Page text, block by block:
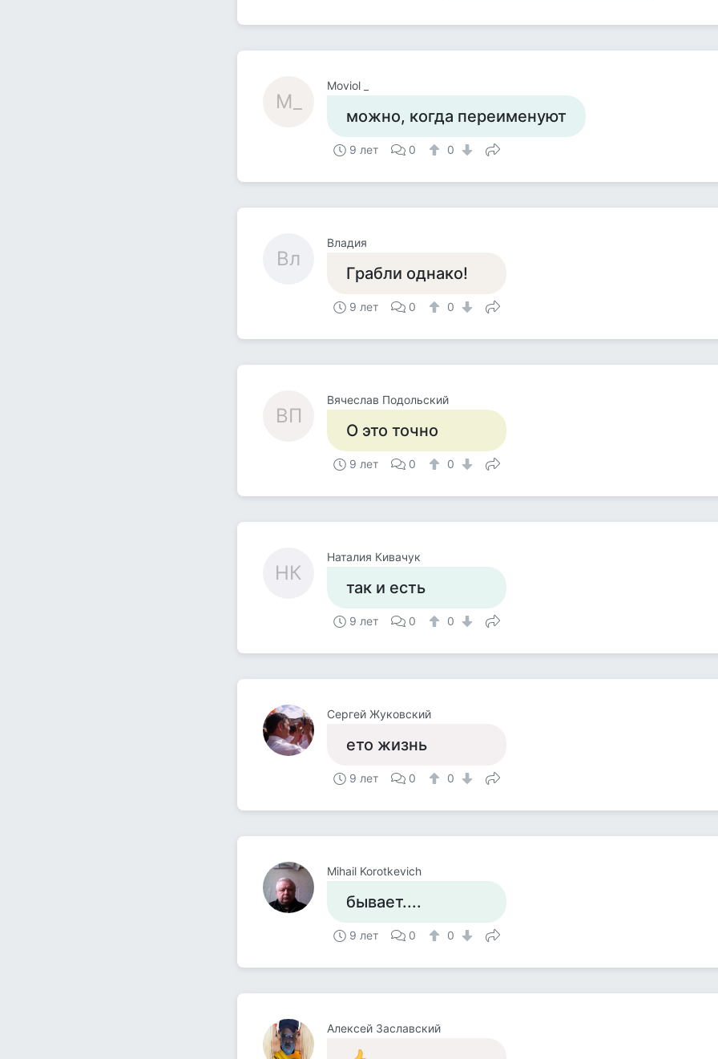
M_
Moviol _
можно, когда переименуют
9 лет 0 0
Вл
Владия
Грабли однако!
9 лет 0 0
ВП
Вячеслав Подольский
О это точно
9 лет 0 0
НК
Наталия Кивачук
так и есть
9 лет 0 0
Сергей Жуковский
ето жизнь
9 лет 0 0
Mihail Korotkevich
бывает....
9 лет 0 0
Алексей Заславский